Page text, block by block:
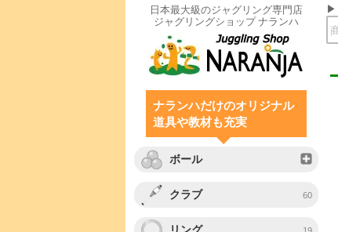
日本最大級のジャグリング専門店
ジャグリングショップ ナランハ
ナランハだけのオリジナル
道具や教材も充実
ボール
クラブ 60